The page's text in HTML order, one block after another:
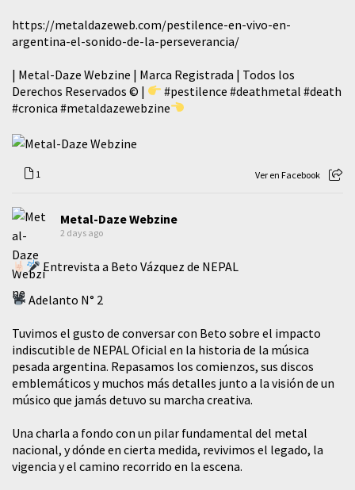
https://metaldazeweb.com/pestilence-en-vivo-en-
argentina-el-sonido-de-la-perseverancia/
| Metal-Daze Webzine | Marca Registrada | Todos los
Derechos Reservados © |
#pestilence #deathmetal #death
#cronica #metaldazewebzine
1 Ver en Facebook
Metal-Daze Webzine
2 days ago
Entrevista a Beto Vázquez de NEPAL
Adelanto N° 2
Tuvimos el gusto de conversar con Beto sobre el impacto
indiscutible de NEPAL Oficial en la historia de la música
pesada argentina. Repasamos los comienzos, sus discos
emblemáticos y muchos más detalles junto a la visión de un
músico que jamás detuvo su marcha creativa.
​Una charla a fondo con un pilar fundamental del metal
nacional, y dónde en cierta medida, revivimos el legado, la
vigencia y el camino recorrido en la escena.